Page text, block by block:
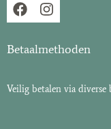
Betaalmethoden
Veilig betalen via diverse